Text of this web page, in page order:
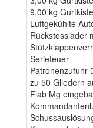
9,00 kg
Luftgekühlte
Rückstosslader
Seriefeuer
Patronenzufuhr
zu 50 Gliedern
Flab Mg